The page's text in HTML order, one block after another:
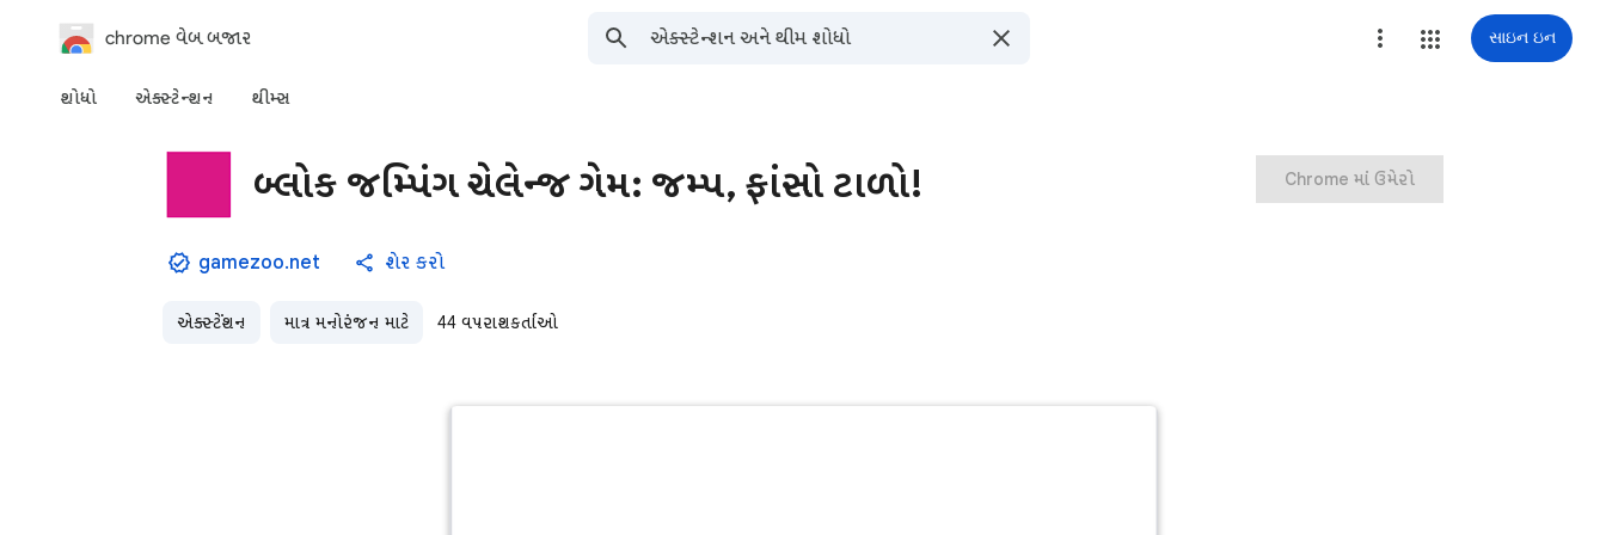
chrome વેબ બજાર સાઇન ઇન
શોધો એક્સ્ટેન્શન થીમ્સ
બ્લોક જમ્પિંગ ચેલેન્જ ગેમ: જમ્પ, ફાંસો ટાળો!
gamezoo.net શેર કરો
એક્સ્ટેંશન માત્ર મનોરંજન માટે 44 વપરાશકર્તાઓ
Chrome માં ઉમેરો